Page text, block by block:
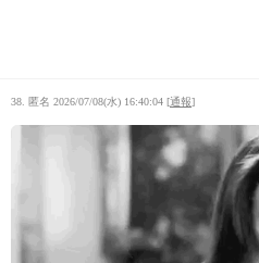
38. 匿名 2026/07/08(水) 16:40:04 [通報]